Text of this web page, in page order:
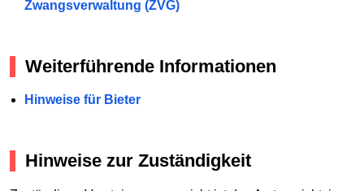
Zwangsverwaltung (ZVG)
Weiterführende Informationen
Hinweise für Bieter
Hinweise zur Zuständigkeit